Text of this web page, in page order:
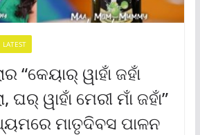
LATEST
“କେୟାର୍ ୱାହାଁ ଜହାଁ
ୱାହାଁ ମେରୀ ମାଁ ଜହାଁ”
ମାତୃଦିବସ ପାଳନ